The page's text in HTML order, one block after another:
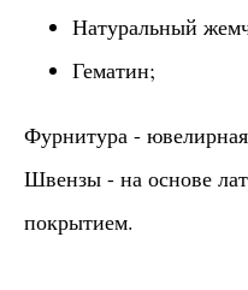
Натуральный
Гематин;
Фурнитура - ювелирная
Швензы - на основе
покрытием.